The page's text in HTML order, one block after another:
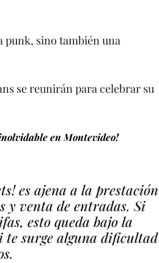
punk, sino también una
se reunirán para celebrar su
en Montevideo!
es ajena a la prestación
y venta de entradas. Si
esto queda bajo la
te surge alguna dificultad